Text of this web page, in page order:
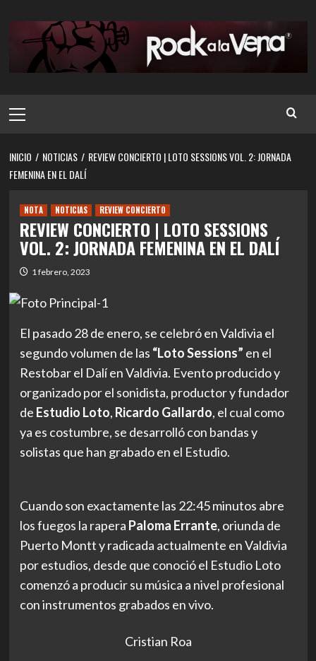
contenido
principal
INICIO NOTICIAS
REVIEW CONCIERTO | LOTO SESSIONS VOL. 2: JORNADA
FEMENINA EN EL DALÍ
NOTA NOTICIAS REVIEW CONCIERTO
REVIEW CONCIERTO | LOTO SESSIONS
VOL. 2: JORNADA FEMENINA EN EL DALÍ
1 febrero, 2023
El pasado 28 de enero, se celebró en Valdivia el
segundo volumen de las “Loto Sessions” en el
Restobar el Dalí en Valdivia. Evento producido y
organizado por el sonidista, productor y fundador
de Estudio Loto, Ricardo Gallardo, el cual como
ya es costumbre, se desarrolló con bandas y
solistas que han grabado en el Estudio.
Cuando son exactamente las 22:45 minutos abre
los fuegos la rapera Paloma Errante, oriunda de
Puerto Montt y radicada actualmente en Valdivia
por estudios, desde que conoció el Estudio Loto
comenzó a producir su música a nivel profesional
con instrumentos grabados en vivo.
Cristian Roa